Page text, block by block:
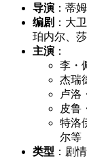
导演 ：蒂
编剧 ：大
珀内尔、
主演 ：
李・
杰瑞
卢洛
皮鲁
特洛
尔等
类型 ：剧